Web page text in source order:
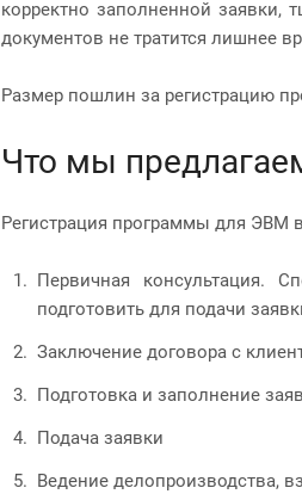
корректно заполненной заявки,
документов не тратится лишнее
Размер пошлин за регистрацию
Что мы
Регистрация программы для ЭВМ
Первичная консультация.
подготовить для подачи
Заключение договора с
Подготовка и заполнение
Подача заявки
Ведение делопроизводства,